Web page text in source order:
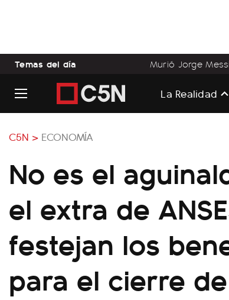
Temas del día Murió Jorge Messi
La Realidad
C5N > ECONOMÍA
No es el
el extra de
festejan los
para el cierre